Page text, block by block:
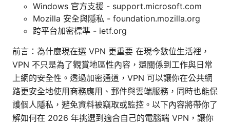
Windows 官方支援 - support.microsoft.com
Mozilla 安全與隱私 - foundation.mozilla.org
跨平台加密標準 - ietf.org
前言：為什麼現在選 VPN 更重要 在現今數位生活裡，
VPN 不只是為了觀賞地區性內容，還關係到工作與日常
上網的安全性。透過加密通道，VPN 可以讓你在公共網
路更安全地使用商務應用、郵件與雲端服務，同時也能保
護個人隱私，避免資料被竊取或監控。以下內容將帶你了
解如何在 2026 年挑選到適合自己的電腦端 VPN，讓你